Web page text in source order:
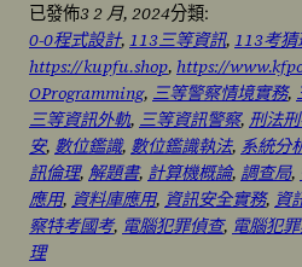
已發佈3 2 月, 2024分類:
0-0程式設計, 113三等資訊, 113考猜
https://kupfu.shop, https://
OProgramming, 三等警察情境實務,
三等資訊外軌, 三等資訊警察, 刑法
安, 數位鑑識, 數位鑑識執法, 系統分
訊倫理, 解題書, 計算機概論, 調查局,
應用, 資料庫應用, 資訊安全實務, 資
察特考國考, 電腦犯罪偵查, 電腦犯
理